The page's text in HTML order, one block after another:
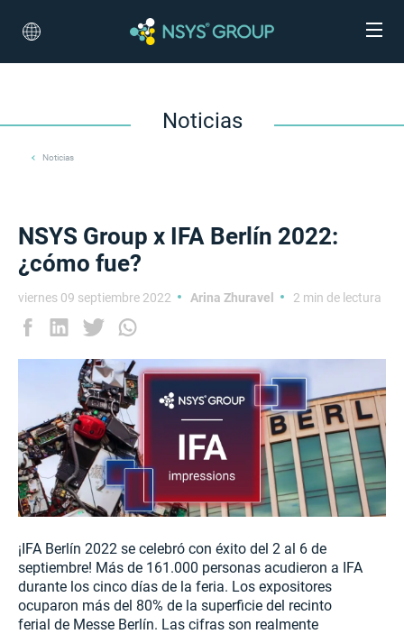
Noticias
Noticias
NSYS Group х IFA Berlín 2022:
¿cómo fue?
viernes 09 septiembre 2022 Arina Zhuravel 2 min de lectura
¡IFA Berlín 2022 se celebró con éxito del 2 al 6 de
septiembre! Más de 161.000 personas acudieron a IFA
durante los cinco días de la feria. Los expositores
ocuparon más del 80% de la superficie del recinto
ferial de Messe Berlín. Las cifras son realmente